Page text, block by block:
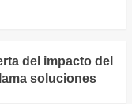
del impacto del
soluciones